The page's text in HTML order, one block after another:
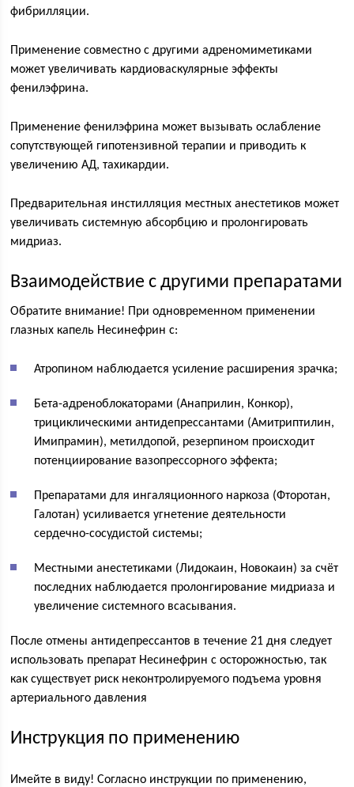
фибрилляции.
Применение совместно с другими адреномиметиками
может увеличивать кардиоваскулярные эффекты
фенилэфрина.
Применение фенилэфрина может вызывать ослабление
сопутствующей гипотензивной терапии и приводить к
увеличению АД, тахикардии.
Предварительная инстилляция местных анестетиков может
увеличивать системную абсорбцию и пролонгировать
мидриаз.
Взаимодействие с другими препаратами
Обратите внимание! При одновременном применении
глазных капель Несинефрин с:
Атропином наблюдается усиление расширения зрачка;
Бета-адреноблокаторами (Анаприлин, Конкор),
трициклическими антидепрессантами (Амитриптилин,
Имипрамин), метилдопой, резерпином происходит
потенциирование вазопрессорного эффекта;
Препаратами для ингаляционного наркоза (Фторотан,
Галотан) усиливается угнетение деятельности
сердечно-сосудистой системы;
Местными анестетиками (Лидокаин, Новокаин) за счёт
последних наблюдается пролонгирование мидриаза и
увеличение системного всасывания.
После отмены антидепрессантов в течение 21 дня следует
использовать препарат Несинефрин с осторожностью, так
как существует риск неконтролируемого подъема уровня
артериального давления
Инструкция по применению
Имейте в виду! Согласно инструкции по применению,